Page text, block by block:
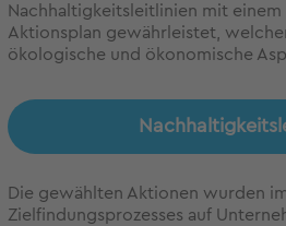
Nachhaltigkeitsleitlinien mit
Aktionsplan gewährleistet,
ökologische und ökonomische
Die gewählten Aktionen wurden
Zielfindungsprozesses auf